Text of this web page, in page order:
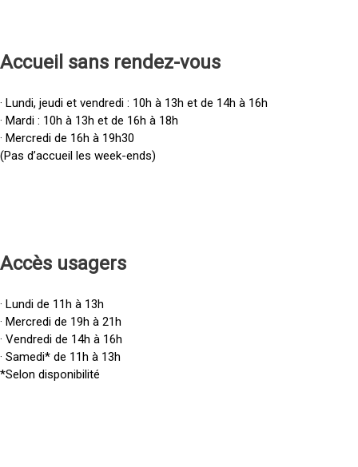
Accueil sans rendez-vous
· Lundi, jeudi et vendredi : 10h à 13h et de 14h à 16h
· Mardi : 10h à 13h et de 16h à 18h
· Mercredi de 16h à 19h30
(Pas d’accueil les week-ends)
Accès usagers
· Lundi de 11h à 13h
· Mercredi de 19h à 21h
· Vendredi de 14h à 16h
· Samedi* de 11h à 13h
*Selon disponibilité